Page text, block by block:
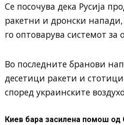
Се посочува дека Русија
ракетни и дронски
го оптоварува системот за
Во последните бранови
десетици ракети и
според украинските
Киев бара засилена помош